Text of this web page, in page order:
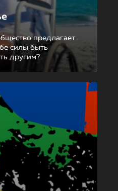
предлагает
силы быть
другим?